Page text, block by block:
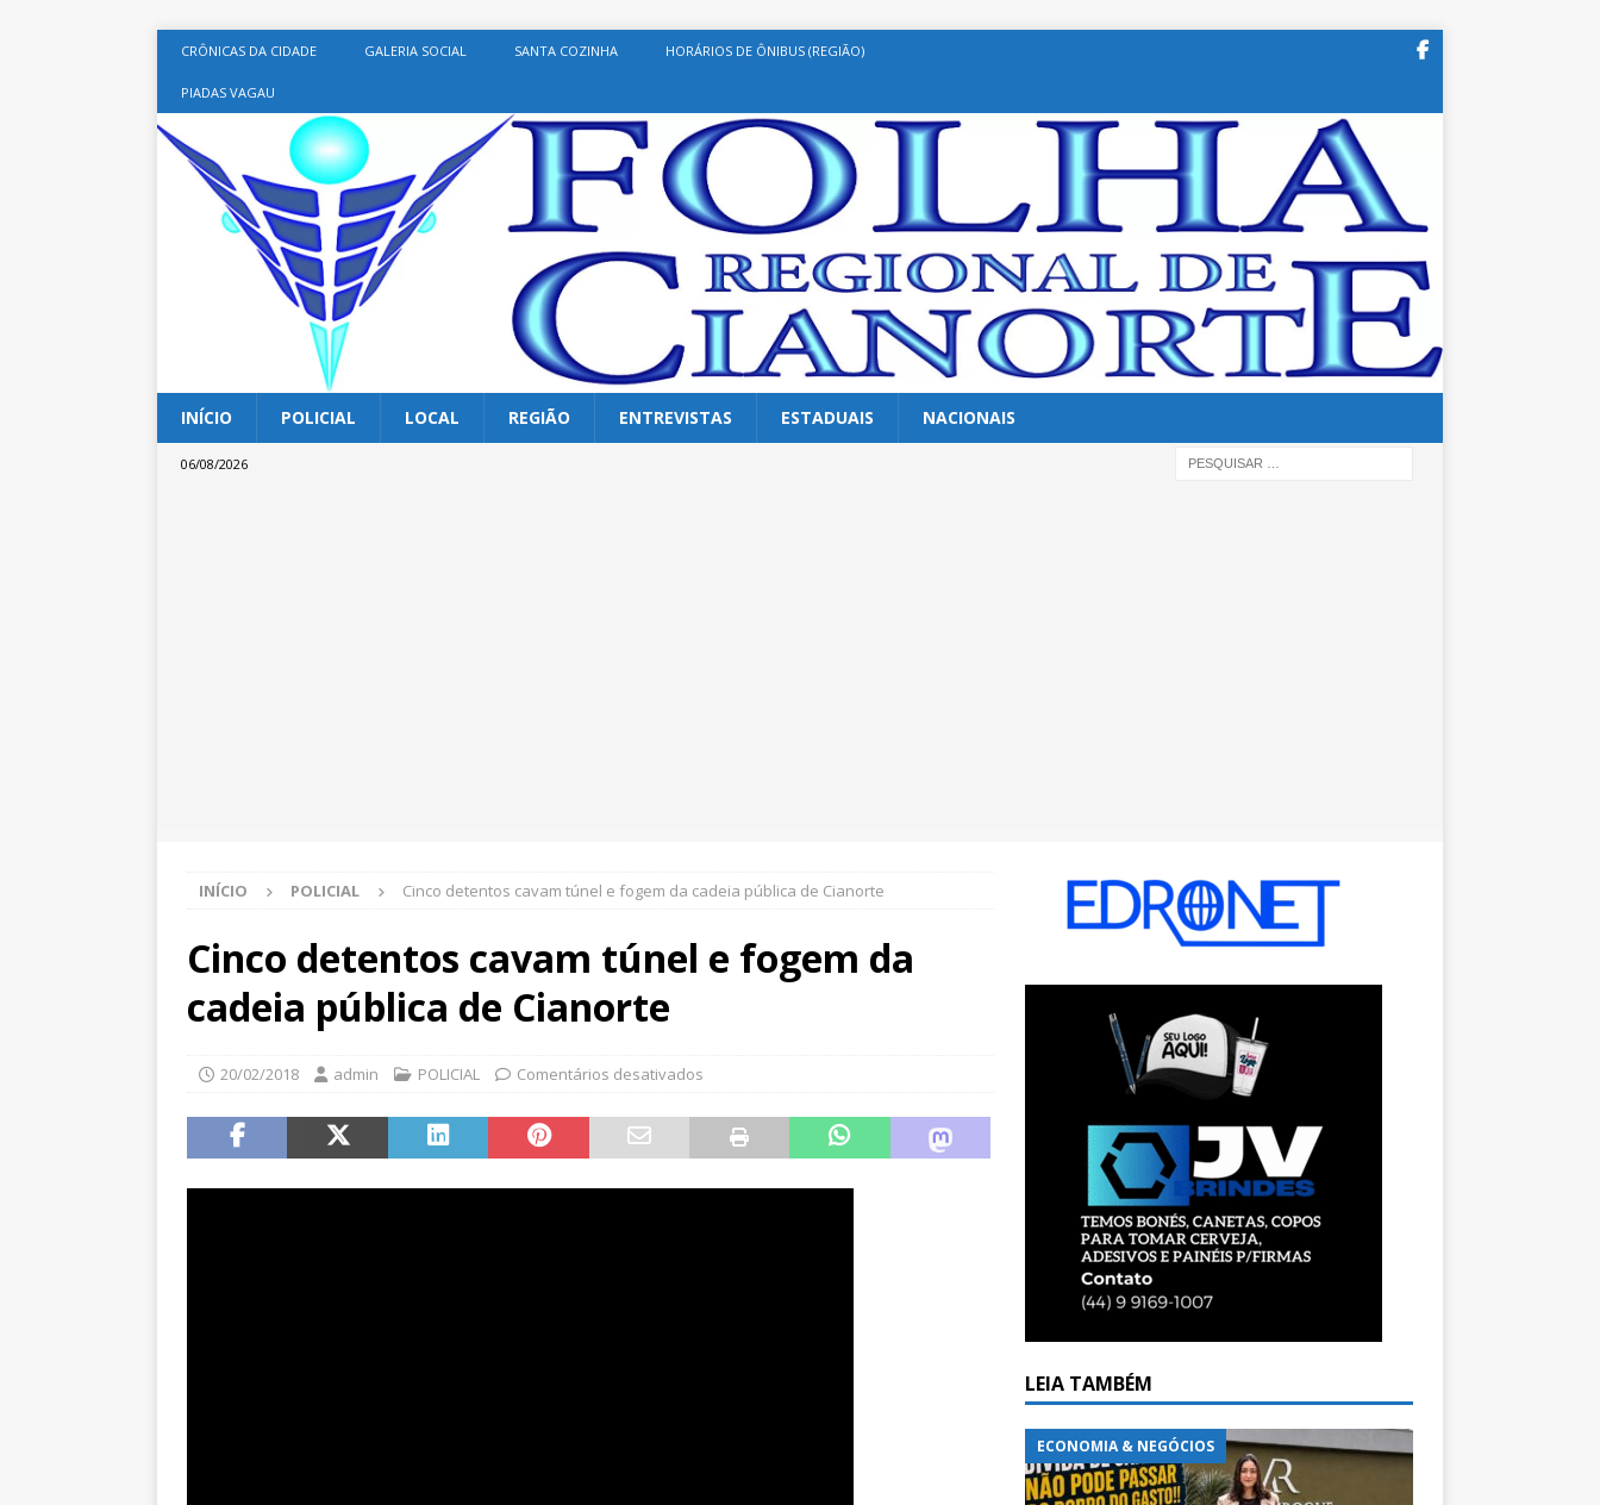
CRÔNICAS DA CIDADE GALERIA SOCIAL SANTA COZINHA HORÁRIOS DE ÔNIBUS (REGIÃO)
PIADAS VAGAU
INÍCIO POLICIAL LOCAL REGIÃO ENTREVISTAS ESTADUAIS NACIONAIS
06/08/2026
INÍCIO POLICIAL Cinco detentos cavam túnel e fogem da cadeia pública de Cianorte
Cinco detentos cavam túnel e fogem da
cadeia pública de Cianorte
20/02/2018 admin POLICIAL Comentários desativados
LEIA TAMBÉM
ECONOMIA & NEGÓCIOS